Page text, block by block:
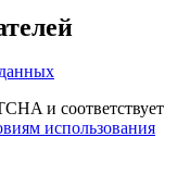
и соответствует
использования